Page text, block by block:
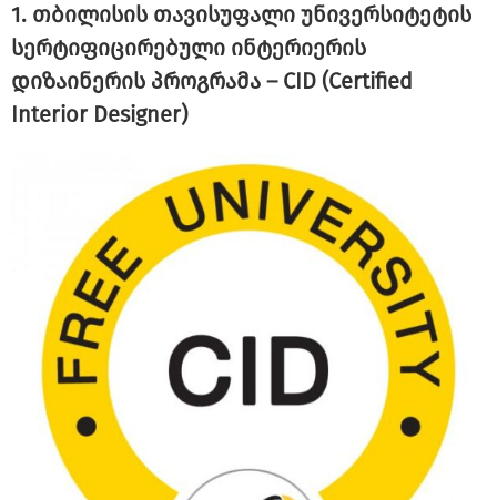
1. თბილისის თავისუფალი უნივერსიტეტის
სერტიფიცირებული ინტერიერის
დიზაინერის პროგრამა – CID (Certified
Interior Designer)